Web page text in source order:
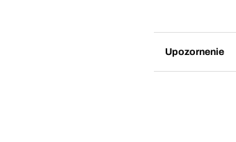
Upozornenie